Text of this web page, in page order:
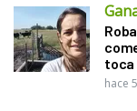
toca
hace